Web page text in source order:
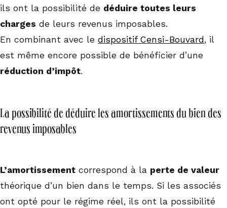
ils ont la possibilité de déduire toutes leurs
charges de leurs revenus imposables.
En combinant avec le dispositif Censi-Bouvard , il
est même encore possible de bénéficier d’une
réduction d’impôt.
La possibilité de déduire les amortissements du bien des
revenus imposables
L’amortissement correspond à la perte de valeur
théorique d’un bien dans le temps. Si les associés
ont opté pour le régime réel, ils ont la possibilité